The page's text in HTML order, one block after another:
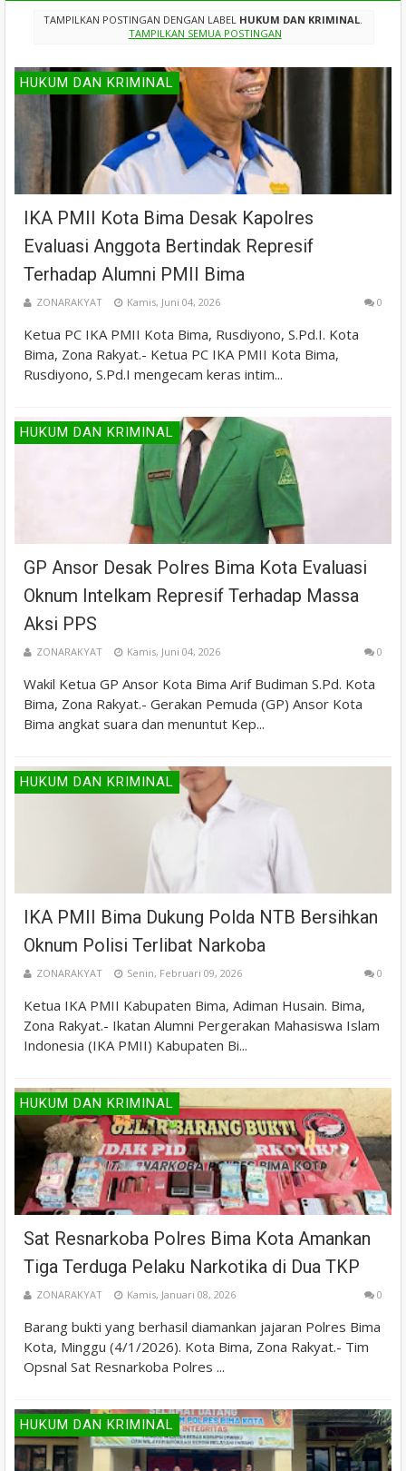
TAMPILKAN POSTINGAN DENGAN LABEL HUKUM DAN KRIMINAL.
TAMPILKAN SEMUA POSTINGAN
HUKUM DAN KRIMINAL
IKA PMII Kota Bima Desak Kapolres
Evaluasi Anggota Bertindak Represif
Terhadap Alumni PMII Bima
ZONARAKYAT Kamis, Juni 04, 2026 0
Ketua PC IKA PMII Kota Bima, Rusdiyono, S.Pd.I. Kota
Bima, Zona Rakyat.- Ketua PC IKA PMII Kota Bima,
Rusdiyono, S.Pd.I mengecam keras intim...
HUKUM DAN KRIMINAL
GP Ansor Desak Polres Bima Kota Evaluasi
Oknum Intelkam Represif Terhadap Massa
Aksi PPS
ZONARAKYAT Kamis, Juni 04, 2026 0
Wakil Ketua GP Ansor Kota Bima Arif Budiman S.Pd. Kota
Bima, Zona Rakyat.- Gerakan Pemuda (GP) Ansor Kota
Bima angkat suara dan menuntut Kep...
HUKUM DAN KRIMINAL
IKA PMII Bima Dukung Polda NTB Bersihkan
Oknum Polisi Terlibat Narkoba
ZONARAKYAT Senin, Februari 09, 2026 0
Ketua IKA PMII Kabupaten Bima, Adiman Husain. Bima,
Zona Rakyat.- Ikatan Alumni Pergerakan Mahasiswa Islam
Indonesia (IKA PMII) Kabupaten Bi...
HUKUM DAN KRIMINAL
Sat Resnarkoba Polres Bima Kota Amankan
Tiga Terduga Pelaku Narkotika di Dua TKP
ZONARAKYAT Kamis, Januari 08, 2026 0
Barang bukti yang berhasil diamankan jajaran Polres Bima
Kota, Minggu (4/1/2026). Kota Bima, Zona Rakyat.- Tim
Opsnal Sat Resnarkoba Polres ...
HUKUM DAN KRIMINAL